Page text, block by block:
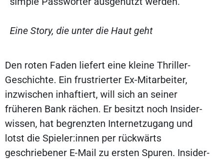
Eine Story, die unter die Haut geht
Den roten Faden liefert eine kleine Thriller-
Geschichte. Ein frustrierter Ex-Mitarbeiter,
inzwischen inhaftiert, will sich an seiner
früheren Bank rächen. Er besitzt noch Insider­
wissen, hat begrenzten Internetzugang und
lotst die Spieler:innen per rückwärts
geschriebener E-Mail zu ersten Spuren. Insider-